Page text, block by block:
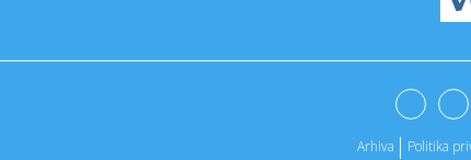
Arhiva Politika